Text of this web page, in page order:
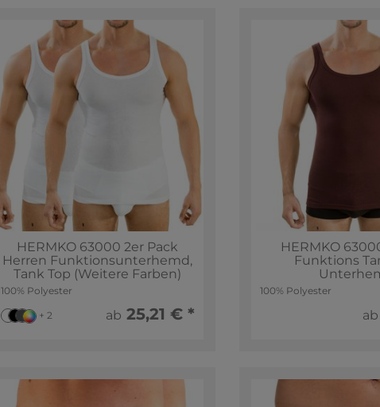
HERMKO 63000 2er Pack
Herren Funktionsunterhemd,
Tank Top (Weitere Farben)
100% Polyester
+ 2 ab 25,21 € *
HERMKO
Funktions
100% Polyester
ab